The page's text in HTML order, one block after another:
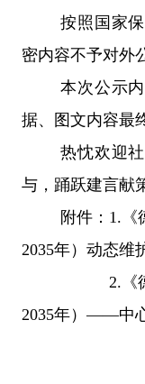
按照国家
密内容不予对外
本次公示
据、图文内容最
热忱欢迎
与，踊跃建言献
附件： 1.
2035年）动态维
2.
2035年）——中